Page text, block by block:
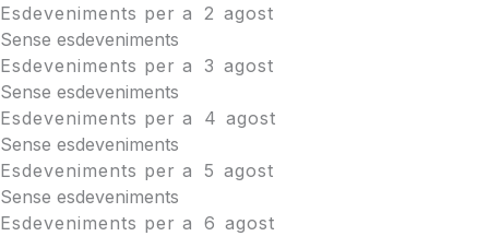
Esdeveniments per a
2 agost
Sense esdeveniments
Esdeveniments per a 3 agost
Sense esdeveniments
Esdeveniments per a
4 agost
Sense esdeveniments
Esdeveniments per a 5 agost
Sense esdeveniments
Esdeveniments per a 6 agost